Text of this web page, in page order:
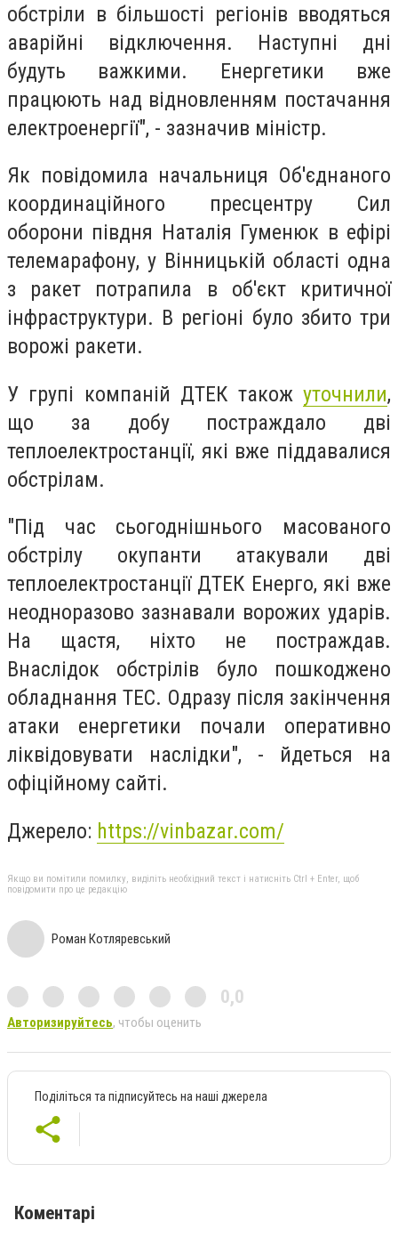
обстріли в більшості регіонів вводяться
аварійні відключення. Наступні дні
будуть важкими. Енергетики вже
працюють над відновленням постачання
електроенергії", - зазначив міністр.
Як повідомила начальниця Об'єднаного
координаційного пресцентру Сил
оборони півдня Наталія Гуменюк в ефірі
телемарафону, у Вінницькій області одна
з ракет потрапила в об'єкт критичної
інфраструктури. В регіоні було збито три
ворожі ракети.
У групі компаній ДТЕК також уточнили,
що за добу постраждало дві
теплоелектростанції, які вже піддавалися
обстрілам.
"Під час сьогоднішнього масованого
обстрілу окупанти атакували дві
теплоелектростанції ДТЕК Енерго, які вже
неодноразово зазнавали ворожих ударів.
На щастя, ніхто не постраждав.
Внаслідок обстрілів було пошкоджено
обладнання ТЕС. Одразу після закінчення
атаки енергетики почали оперативно
ліквідовувати наслідки", - йдеться на
офіційному сайті.
Джерело: https://vinbazar.com/
Якщо ви помітили помилку, виділіть необхідний текст і натисніть Ctrl + Enter, щоб
повідомити про це редакцію
Роман Котляревський
0,0
Авторизируйтесь, чтобы оценить
Поділіться та підписуйтесь на наші джерела
Коментарі